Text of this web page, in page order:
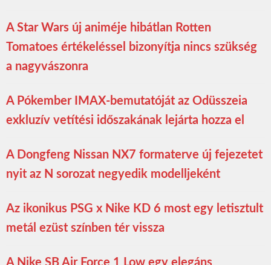
A Star Wars új animéje hibátlan Rotten
Tomatoes értékeléssel bizonyítja nincs szükség
a nagyvászonra
A Pókember IMAX-bemutatóját az Odüsszeia
exkluzív vetítési időszakának lejárta hozza el
A Dongfeng Nissan NX7 formaterve új fejezetet
nyit az N sorozat negyedik modelljeként
Az ikonikus PSG x Nike KD 6 most egy letisztult
metál ezüst színben tér vissza
A Nike SB Air Force 1 Low egy elegáns